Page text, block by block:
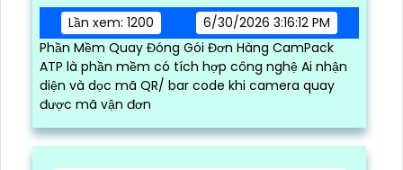
Lần xem: 1200
6/30/2026 3:16:12 PM
Phần Mềm Quay Đóng Gói Đơn Hàng CamPack
ATP là phần mềm có tích hợp công nghệ Ai nhận
diện và dọc mã QR/ bar code khi camera quay
được mã vận đơn